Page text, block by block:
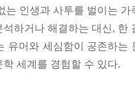
는 인생과 사투를 벌이는
하거나 해결하는 대신,
유머와 세심함이 공존하
세계를 경험할 수 있다.